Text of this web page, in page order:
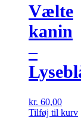
Vælte
kanin
–
kr. 60,00
Tilføj til kurv